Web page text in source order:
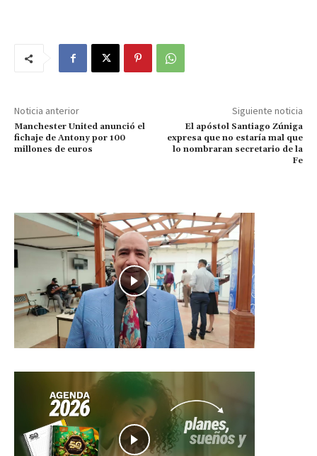
Noticia anterior
Manchester United anunció el
fichaje de Antony por 100
millones de euros
Siguiente noticia
El apóstol Santiago Zúniga
expresa que no estaría mal que
lo nombraran secretario de la
Fe